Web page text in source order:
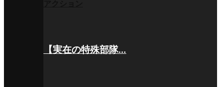
【実在の特殊部隊…